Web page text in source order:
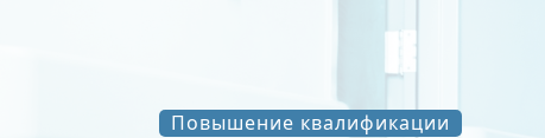
Повышение квалификации